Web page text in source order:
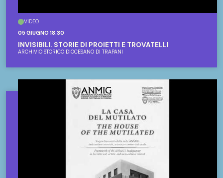
VIDEO
05 GIUGNO 18:30
INVISIBILI. STORIE DI PROIETTI E TROVATELLI
ARCHIVIO STORICO DIOCESANO DI TRAPANI